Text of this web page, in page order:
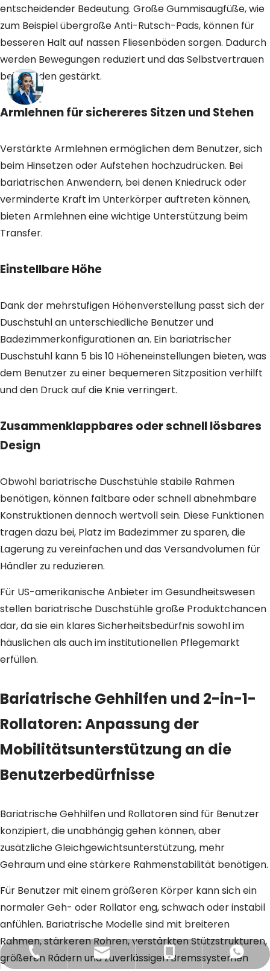
entscheidender Bedeutung. Große Gummisaugfüße, wie
zum Beispiel übergroße Anti-Rutsch-Pads, können für
besseren Halt auf nassen Fliesenböden sorgen. Dadurch
werden Bewegungen reduziert und das Selbstvertrauen
beim Baden gestärkt.
Armlehnen für sichereres Sitzen und Stehen
Verstärkte Armlehnen ermöglichen dem Benutzer, sich
beim Hinsetzen oder Aufstehen hochzudrücken. Bei
bariatrischen Anwendern, bei denen Kniedruck oder
verminderte Kraft im Unterkörper auftreten können,
bieten Armlehnen eine wichtige Unterstützung beim
Transfer.
Einstellbare Höhe
Dank der mehrstufigen Höhenverstellung passt sich der
Duschstuhl an unterschiedliche Benutzer und
Badezimmerkonfigurationen an. Ein bariatrischer
Duschstuhl kann 5 bis 10 Höheneinstellungen bieten, was
dem Benutzer zu einer bequemeren Sitzposition verhilft
und den Druck auf die Knie verringert.
Zusammenklappbares oder schnell lösbares
Design
Obwohl bariatrische Duschstühle stabile Rahmen
benötigen, können faltbare oder schnell abnehmbare
Konstruktionen dennoch wertvoll sein. Diese Funktionen
tragen dazu bei, Platz im Badezimmer zu sparen, die
Lagerung zu vereinfachen und das Versandvolumen für
Händler zu reduzieren.
Für US-amerikanische Anbieter im Gesundheitswesen
stellen bariatrische Duschstühle große Produktchancen
dar, da sie ein klares Sicherheitsbedürfnis sowohl im
häuslichen als auch im institutionellen Pflegemarkt
erfüllen.
Bariatrische Gehhilfen und 2-in-1-
Rollatoren: Anpassung der
Mobilitätsunterstützung an die
Benutzerbedürfnisse
Bariatrische Gehhilfen und Rollatoren sind für Benutzer
konzipiert, die unabhängig gehen können, aber
zusätzliche Gleichgewichtsunterstützung, mehr
Gehraum und eine stärkere Rahmenstabilität benötigen.
Für Benutzer mit einem größeren Körper kann sich ein
normaler Geh- oder Rollator eng, schwach oder instabil
anfühlen. Bariatrische Modelle sind mit breiteren
Rahmen, stärkeren Rohren, verstärkten Stützstrukturen,
größeren Rädern und zuverlässigen Bremssystemen
+86-21-5187 6643
E-Mail
+86-13916895529
WhatsApp